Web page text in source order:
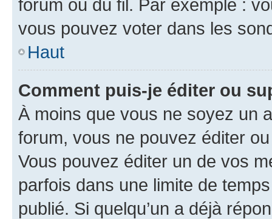
forum ou du fil. Par exemple :
vous pouvez voter dans les
Haut
Comment puis-je éditer ou
À moins que vous ne soyez un
forum, vous ne pouvez éditer
Vous pouvez éditer un de vos
parfois dans une limite de
publié. Si quelqu’un a déjà